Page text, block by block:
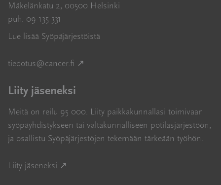
Mäkelänkatu 2, 00500 Helsinki
puh. 09 135 331
Lue lisää Syöpäjärjestöistä
tiedotus@cancer.fi ↗
Liity jäseneksi
Meitä on reilu 95 000. Liity paikkakunnallasi toimivaan
syöpäyhdistykseen tai valtakunnalliseen potilasjärjestöön,
ja osallistu Syöpäjärjestöjen tekemään tärkeään työhön.
Liity jäseneksi ↗